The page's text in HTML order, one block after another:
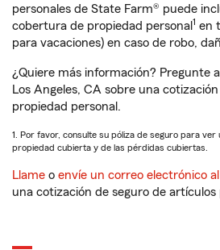
personales de State Farm® puede
cobertura de propiedad personal 1 en
para vacaciones) en caso de robo,
¿Quiere más información? Pregunte
Los Angeles, CA sobre una
propiedad personal.
1. Por favor, consulte su póliza de seguro para ver
propiedad cubierta y de las pérdidas cubiertas.
Llame o envíe un correo electrónico
una cotización de seguro de artículos